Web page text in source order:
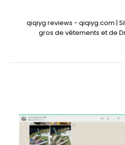
qiqiyg reviews - qiqiyg.com |
gros de vêtements et de